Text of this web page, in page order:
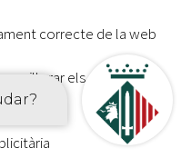
Mapa del lloc
correcte de la web
millorar els serveis del